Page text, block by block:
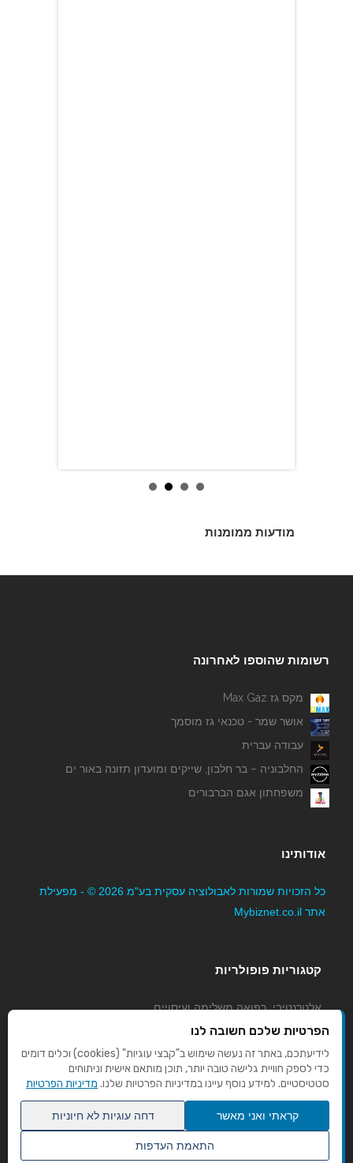
מודעות ממומנות
רשומות שהוספו לאחרונה
מקס גז Max Gaz
אושר שמר - טכנאי גז מוסמך
עבודה עברית
החלבוניה – בר חלבון, שייקים ומועדון תזונה באור ים
משפחתון אגם הברבורים
אודותינו
כל הזכויות שמורות לאבולוציה עסקית בע"מ 2026 © - מפעילת
אתר Mybiznet.co.il
קטגוריות פופולריות
אלטרנטיבי, רפואה משלימה ועיסויים
גני ילדים, משפחתונים וצהרונים
קוסמטיקה טיפוח ויופי
מורים לנהיגה
הפרטיות שלכם חשובה לנו
לידיעתכם, באתר זה נעשה שימוש ב"קבצי עוגיות" (cookies) וכלים דומים
כדי לספק חוויית גלישה טובה יותר, תוכן מותאם אישית וניתוחים
סטטיסטיים. למידע נוסף עיינו במדיניות הפרטיות שלנו. מדיניות הפרטיות
קראתי ואני מאשר דחה עוגיות לא חיוניות
התאמת העדפות